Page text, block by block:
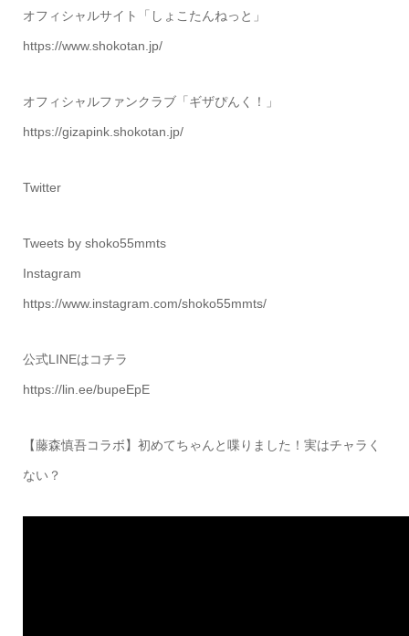
オフィシャルサイト「しょこたんねっと」
https://www.shokotan.jp/
オフィシャルファンクラブ「ギザぴんく！」
https://gizapink.shokotan.jp/
Twitter
Tweets by shoko55mmts
Instagram
https://www.instagram.com/shoko55mmts/
公式LINEはコチラ
https://lin.ee/bupeEpE
【藤森慎吾コラボ】初めてちゃんと喋りました！実はチャラく
ない？